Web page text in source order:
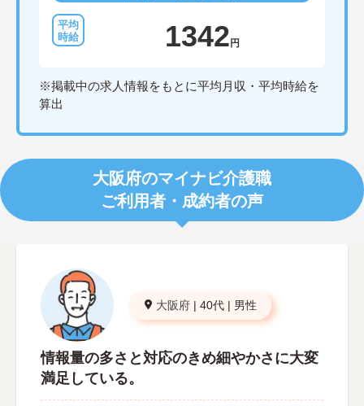
1342 円
※掲載中の求人情報をもとに平均月収・平均時給を
算出
大阪府のマイナビ介護職
ご利用者・成約者の声
大阪府 | 40代 | 男性
情報量の多さと対応のきめ細やかさに大変
満足している。